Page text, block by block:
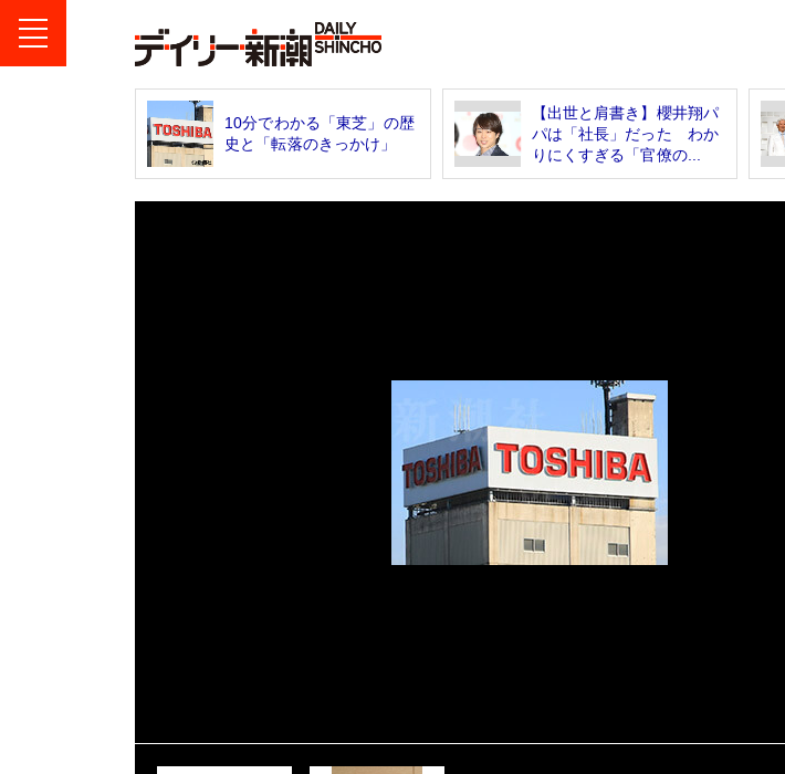
10分でわかる「東芝」の歴
史と「転落のきっかけ」
【出世と肩書き】櫻井翔パ
パは「社長」だった わか
りにくすぎる「官僚の...